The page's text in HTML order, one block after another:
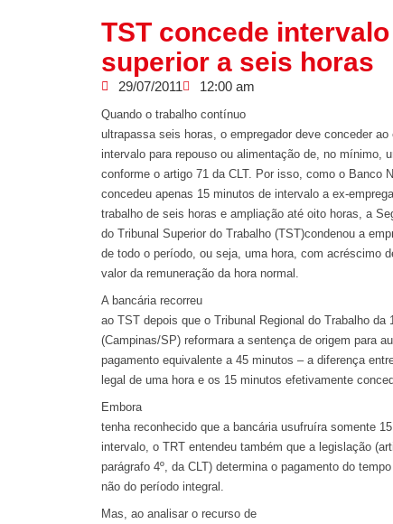
TST concede
superior a seis horas
29/07/2011 12:00 am
Quando o trabalho contínuo
ultrapassa seis horas, o empregador deve conceder ao
intervalo para repouso ou alimentação de, no mínimo,
conforme o artigo 71 da CLT. Por isso, como o Banco
concedeu apenas 15 minutos de intervalo a ex-
trabalho de seis horas e ampliação até oito horas, a
do Tribunal Superior do Trabalho (TST)condenou a
de todo o período, ou seja, uma hora, com acréscimo
valor da remuneração da hora normal.
A bancária recorreu
ao TST depois que o Tribunal Regional do Trabalho da
(Campinas/SP) reformara a sentença de origem para
pagamento equivalente a 45 minutos – a diferença
legal de uma hora e os 15 minutos efetivamente
Embora
tenha reconhecido que a bancária usufruíra somente
intervalo, o TRT entendeu também que a legislação
parágrafo 4º, da CLT) determina o pagamento do
não do período integral.
Mas, ao analisar o recurso de